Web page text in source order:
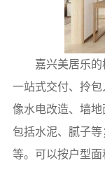
嘉兴美居乐
一站式交付、拎包
像水电改造、墙
包括水泥、腻子
等。可以按户型